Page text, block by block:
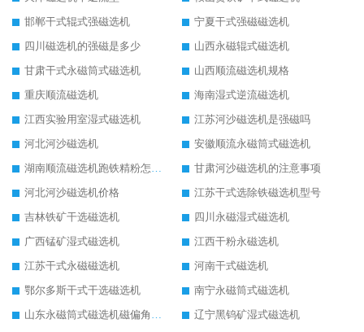
邯郸干式辊式强磁选机
宁夏干式强磁磁选机
四川磁选机的强磁是多少
山西永磁辊式磁选机
甘肃干式永磁筒式磁选机
山西顺流磁选机规格
重庆顺流磁选机
海南湿式逆流磁选机
江西实验用室湿式磁选机
江苏河沙磁选机是强磁吗
河北河沙磁选机
安徽顺流永磁筒式磁选机
湖南顺流磁选机跑铁精粉怎么处理
甘肃河沙磁选机的注意事项
河北河沙磁选机价格
江苏干式选除铁磁选机型号
吉林铁矿干选磁选机
四川永磁湿式磁选机
广西锰矿湿式磁选机
江西干粉永磁选机
江苏干式永磁磁选机
河南干式磁选机
鄂尔多斯干式干选磁选机
南宁永磁筒式磁选机
山东永磁筒式磁选机磁偏角怎么调整
辽宁黑钨矿湿式磁选机